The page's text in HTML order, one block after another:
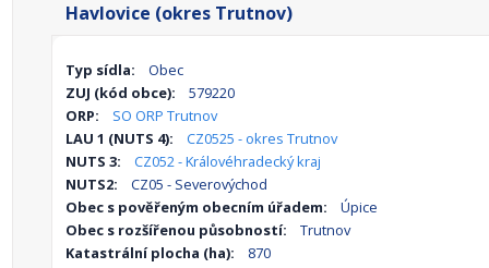
Havlovice (okres Trutnov)
Typ sídla:
Obec
ZUJ (kód obce):
579220
ORP:
SO ORP Trutnov
LAU 1 (NUTS 4):
CZ0525 - okres Trutnov
NUTS 3:
CZ052 - Královéhradecký kraj
NUTS2:
CZ05 - Severovýchod
Obec s pověřeným obecním úřadem:
Úpice
Obec s rozšířenou působností:
Trutnov
Katastrální plocha (ha):
870